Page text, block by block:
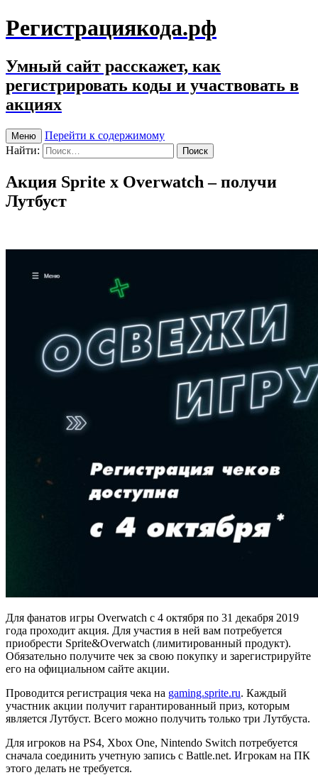
Регистрациякода.рф
Умный сайт расскажет, как
регистрировать коды и участвовать в
акциях
Меню
Перейти к содержимому
Найти:
Акция Sprite x Overwatch – получи
Лутбуст
Для фанатов игры Overwatch с 4 октября по 31 декабря 2019
года проходит акция. Для участия в ней вам потребуется
приобрести Sprite&Overwatch (лимитированный продукт).
Обязательно получите чек за свою покупку и зарегистрируйте
его на официальном сайте акции.
Проводится регистрация чека на gaming.sprite.ru. Каждый
участник акции получит гарантированный приз, которым
является Лутбуст. Всего можно получить только три Лутбуста.
Для игроков на PS4, Xbox One, Nintendo Switch потребуется
сначала соединить учетную запись с Battle.net. Игрокам на ПК
этого делать не требуется.